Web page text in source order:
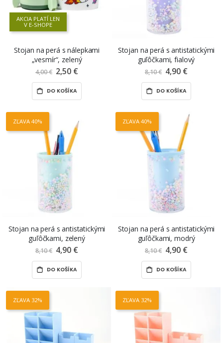
AKCIA PLATÍ LEN
V E-SHOPE
Stojan na perá s nálepkami
„vesmír“, zelený
4,00 € Znížená
cena
2,50 €
DO KOŠÍKA
Stojan na perá s antistatickými
guľôčkami, fialový
8,10 € Znížená
cena
4,90 €
DO KOŠÍKA
ZĽAVA 40%
Stojan na perá s antistatickými
guľôčkami, zelený
8,10 € Znížená
cena
4,90 €
DO KOŠÍKA
ZĽAVA 40%
Stojan na perá s antistatickými
guľôčkami, modrý
8,10 € Znížená
cena
4,90 €
DO KOŠÍKA
ZĽAVA 32% ZĽAVA 32%